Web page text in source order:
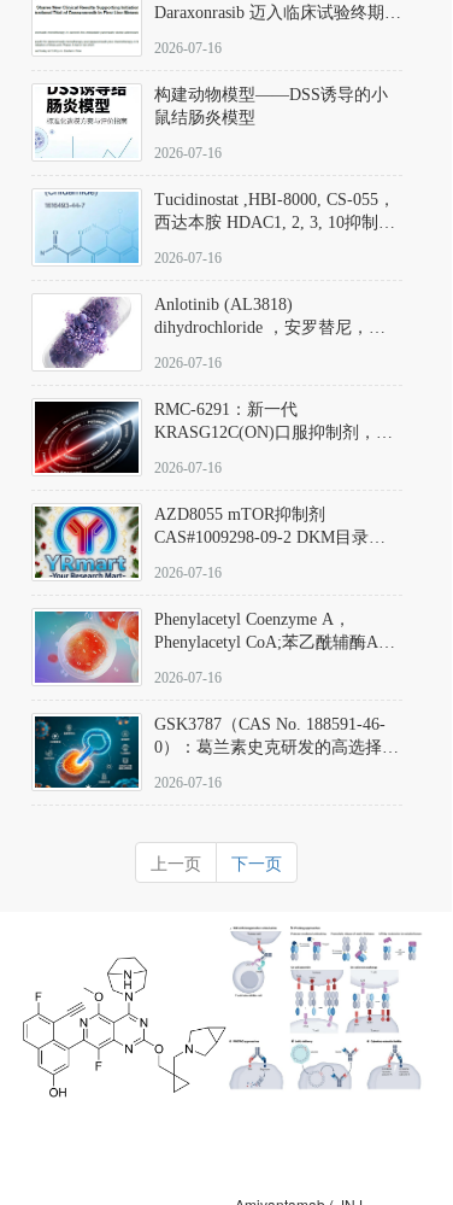
Daraxonrasib 迈入临床试验终期阶
2026-07-16
构建动物模型——DSS诱导的小
鼠结肠炎模型
2026-07-16
Tucidinostat ,HBI-8000, CS-055，
西达本胺 HDAC1, 2, 3, 10抑制剂
D808567) - DKM活性分子
2026-07-16
Anlotinib (AL3818)
dihydrochloride ，安罗替尼，
Hydrochloride实验方法步骤SOP
2026-07-16
RMC-6291：新一代
KRASG12C(ON)口服抑制剂，
(Elironrasib)CAS#2641998-63-0
2026-07-16
AZD8055 mTOR抑制剂
CAS#1009298-09-2 DKM目录号
激酶抑制剂的深度剖析
2026-07-16
Phenylacetyl Coenzyme A，
Phenylacetyl CoA;苯乙酰辅酶A
2026-07-16
GSK3787（CAS No. 188591-46-
0）：葛兰素史克研发的高选择
抗剂，被广泛视为研究PPARδ核
靶点药理机制的金标准化学探
针。
2026-07-16
上一页 下一页